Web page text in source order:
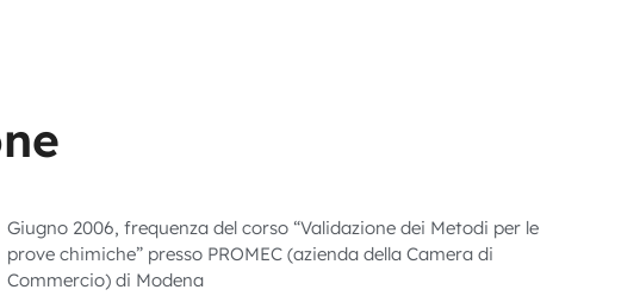
Giugno 2006, frequenza del corso “Validazione dei Metodi per le
prove chimiche” presso PROMEC (azienda della Camera di
Commercio) di Modena